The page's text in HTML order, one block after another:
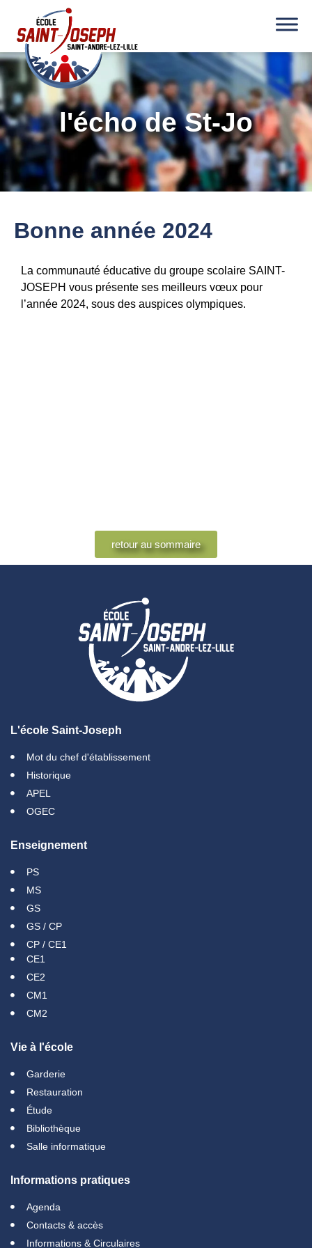
l'écho de St-Jo
Bonne année 2024
La communauté éducative du groupe scolaire SAINT-
JOSEPH vous présente ses meilleurs vœux pour
l’année 2024, sous des auspices olympiques.
retour au sommaire
L'école Saint-Joseph
Mot du chef d'établissement
Historique
APEL
OGEC
Enseignement
PS
MS
GS
GS / CP
CP / CE1
CE1
CE2
CM1
CM2
Vie à l'école
Garderie
Restauration
Étude
Bibliothèque
Salle informatique
Informations pratiques
Agenda
Contacts & accès
Informations & Circulaires